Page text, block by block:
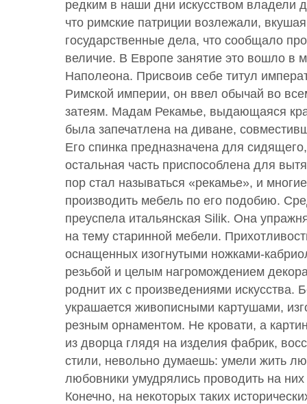
редким в наши дни искусством владели
что римские патриции возлежали,
государственные дела, что сообщало
величие. В Европе занятие это вошло в
Наполеона. Присвоив себе титул
Римской империи, он ввел обычай во
затеям. Мадам Рекамье, выдающаяся
была запечатлена на диване,
Его спинка предназначена для
остальная часть приспособлена для
пор стал называться «рекамье», и
производить мебель по его подобию.
преуспела итальянская Silik. Она
на тему старинной мебели.
оснащенных изогнутыми ножками-
резьбой и целым нагромождением
роднит их с произведениями искусства.
украшается живописными картушами,
резным орнаментом. Не кровати, а
из дворца глядя на изделия фабрик,
стили, невольно думаешь: умели жить
любовники умудрялись проводить на
Конечно, на некоторых таких